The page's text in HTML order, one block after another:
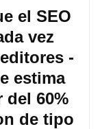
el SEO
vez
-
estima
del 60%
de tipo